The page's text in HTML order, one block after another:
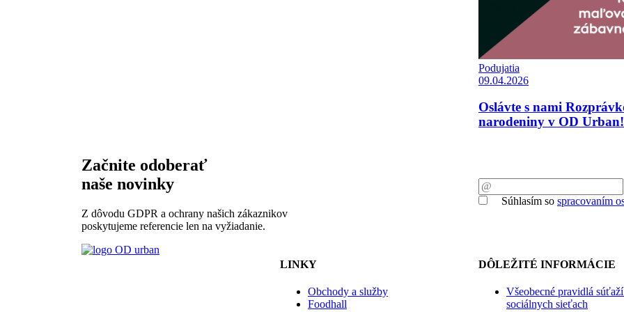
Podujatia
09.04.2026
Oslávte s nami
narodeniny v OD Urban!
Začnite odoberať
naše novinky
Z dôvodu GDPR a ochrany našich zákaznikov
poskytujeme referencie len na vyžiadanie.
Súhlasím so spracovaním
LINKY
Obchody a služby
Foodhall
DÔLEŽITÉ INFORMÁCIE
Všeobecné pravidlá
sociálnych sieťach